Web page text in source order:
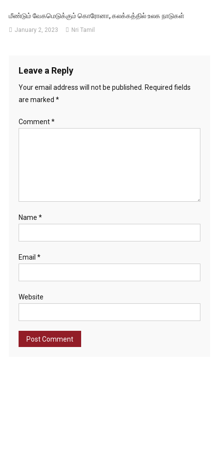
மீண்டும் வேகமெடுக்கும் கொரோனா, கலக்கத்தில் உலக நாடுகள்
January 2, 2023 Nri Tamil
Leave a Reply
Your email address will not be published.
Required fields
are marked *
Comment*
Name *
Email *
Website